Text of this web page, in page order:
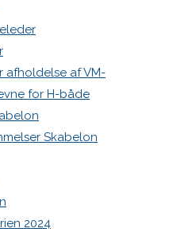
afholdelse af VM-
for H-både
Skabelon
2024